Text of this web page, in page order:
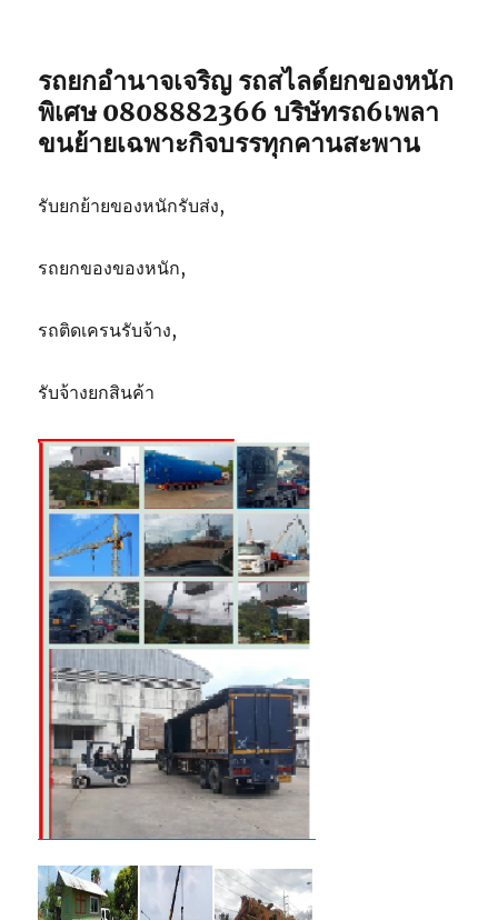
รถยกอำนาจเจริญ รถสไลด์ยกของหนัก
พิเศษ 0808882366 บริษัทรถ6เพลา
ขนย้ายเฉพาะกิจบรรทุกคานสะพาน
รับยกย้ายของหนักรับส่ง,
รถยกของของหนัก,
รถติดเครนรับจ้าง,
รับจ้างยกสินค้า